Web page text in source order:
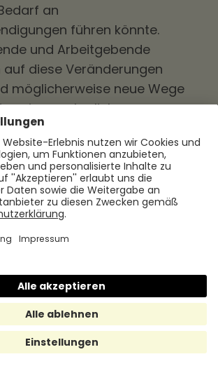
an
führen könnte.
und Arbeitgebende
auf diese Veränderungen
möglicherweise neue Wege
einvernehmliche
zu ermöglichen.
Entwicklungen und
könnten sich in Zukunft
könnten Einfluss auf die
von Aufhebungsverträgen
den
stärken oder